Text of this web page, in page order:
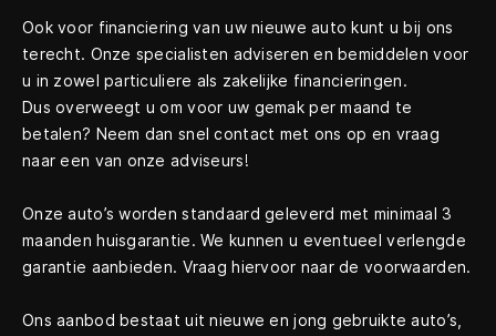
Ook voor financiering van uw nieuwe auto kunt u bij ons
terecht. Onze specialisten adviseren en bemiddelen voor
u in zowel particuliere als zakelijke financieringen.
Dus overweegt u om voor uw gemak per maand te
betalen? Neem dan snel contact met ons op en vraag
naar een van onze adviseurs!
Onze auto’s worden standaard geleverd met minimaal 3
maanden huisgarantie. We kunnen u eventueel verlengde
garantie aanbieden. Vraag hiervoor naar de voorwaarden.
Ons aanbod bestaat uit nieuwe en jong gebruikte auto’s,